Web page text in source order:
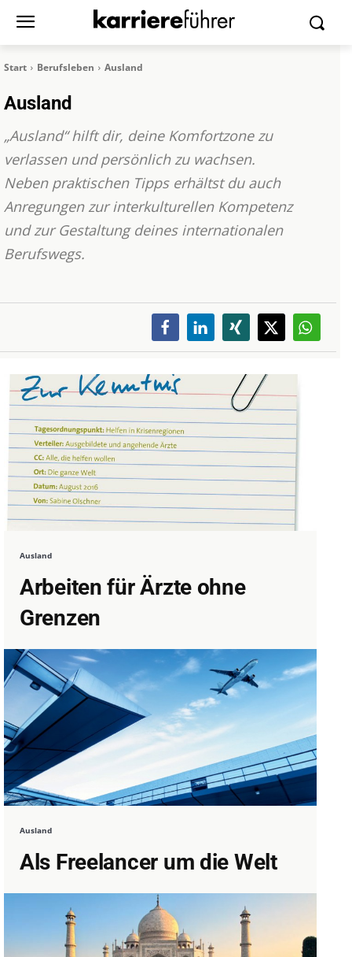
Start Berufsleben Ausland
Ausland
„Ausland“ hilft dir, deine Komfortzone zu
verlassen und persönlich zu wachsen.
Neben praktischen Tipps erhältst du auch
Anregungen zur interkulturellen Kompetenz
und zur Gestaltung deines internationalen
Berufswegs.
Ausland
Arbeiten für Ärzte ohne
Grenzen
Ausland
Als Freelancer um die Welt